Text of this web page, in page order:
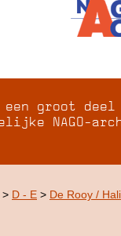
groot
NAGO-
> D - E > De Rooy / Hali